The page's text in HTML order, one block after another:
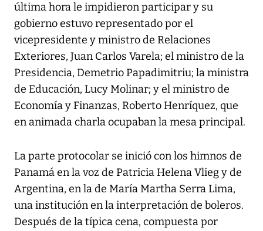
última hora le impidieron participar y su
gobierno estuvo representado por el
vicepresidente y ministro de Relaciones
Exteriores, Juan Carlos Varela; el ministro de la
Presidencia, Demetrio Papadimitriu; la ministra
de Educación, Lucy Molinar; y el ministro de
Economía y Finanzas, Roberto Henríquez, que
en animada charla ocupaban la mesa principal.
La parte protocolar se inició con los himnos de
Panamá en la voz de Patricia Helena Vlieg y de
Argentina, en la de María Martha Serra Lima,
una institución en la interpretación de boleros.
Después de la típica cena, compuesta por